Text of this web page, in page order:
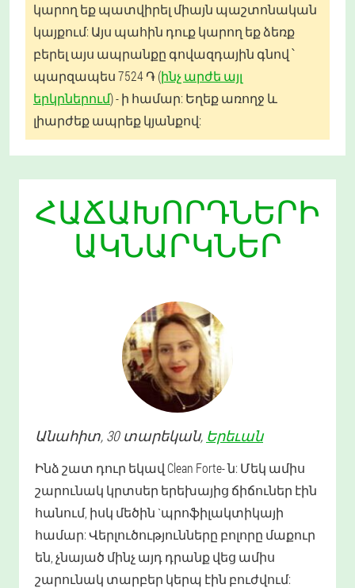
կարող եք պատվիրել միայն պաշտոնական
կայքում: Այս պահին դուք կարող եք ձեռք
բերել այս ապրանքը գովազդային գնով ՝
պարզապես 7524 ֏ (ինչ արժե այլ
երկրներում) - ի համար: Եղեք առողջ և
լիարժեք ապրեք կյանքով:
ՀԱՃԱԽՈՐԴՆԵՐԻ
ԱԿՆԱՐԿՆԵՐ
Անահիտ, 30 տարեկան, Երեւան
Ինձ շատ դուր եկավ Clean Forte- ն: Մեկ ամիս
շարունակ կրտսեր երեխայից ճիճուներ էին
հանում, իսկ մեծին `պրոֆիլակտիկայի
համար: Վերլուծությունները բոլորը մաքուր
են, չնայած մինչ այդ դրանք վեց ամիս
շարունակ տարբեր կերպ էին բուժվում: